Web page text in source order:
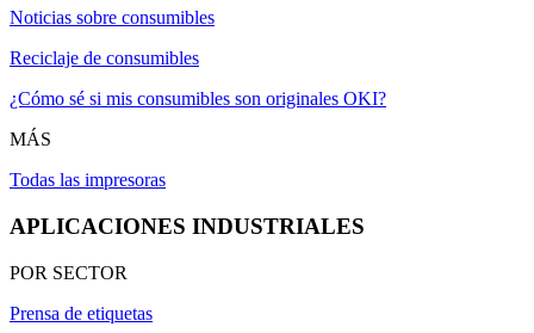
Noticias sobre consumibles
Reciclaje de consumibles
¿Cómo sé si mis consumibles son originales OKI?
MÁS
Todas las impresoras
APLICACIONES INDUSTRIALES
POR SECTOR
Prensa de etiquetas